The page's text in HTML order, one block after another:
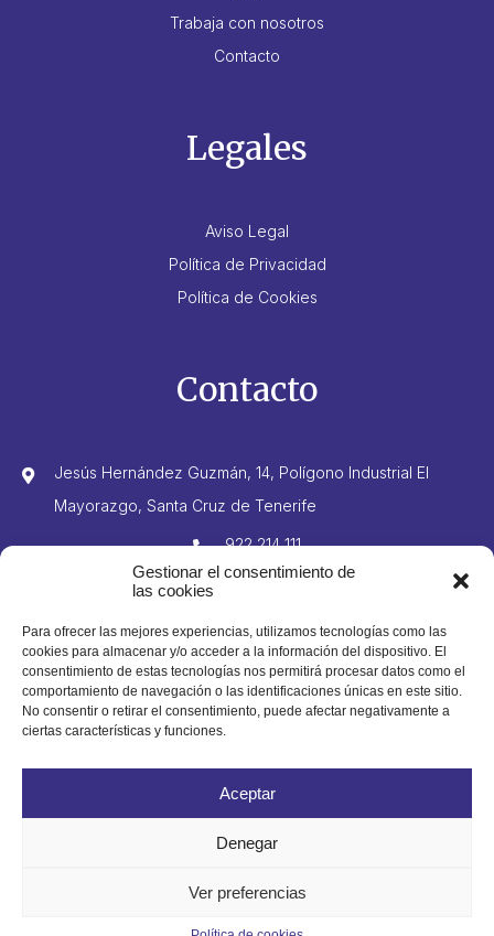
Gestionar el consentimiento de
las cookies
Para ofrecer las mejores experiencias, utilizamos tecnologías como las
cookies para almacenar y/o acceder a la información del dispositivo. El
consentimiento de estas tecnologías nos permitirá procesar datos como el
comportamiento de navegación o las identificaciones únicas en este sitio.
No consentir o retirar el consentimiento, puede afectar negativamente a
ciertas características y funciones.
Aceptar
Denegar
Ver preferencias
Trabaja con nosotros
Contacto
Legales
Aviso Legal
Política de Privacidad
Política de Cookies
Contacto
Jesús Hernández Guzmán, 14, Polígono Industrial El
Mayorazgo, Santa Cruz de Tenerife
922 214 111
606 425 981
info@domingogutierrez.com